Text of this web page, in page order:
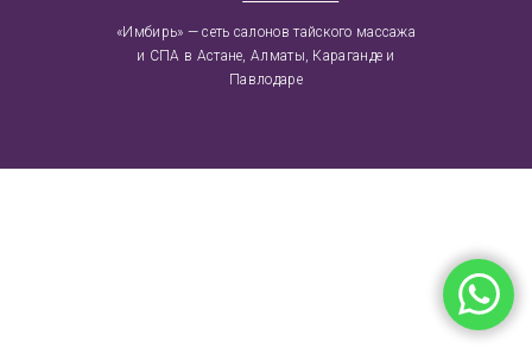
«Имбирь» — сеть салонов тайского массажа
и СПА в Астане, Алматы, Караганде и
Павлодаре